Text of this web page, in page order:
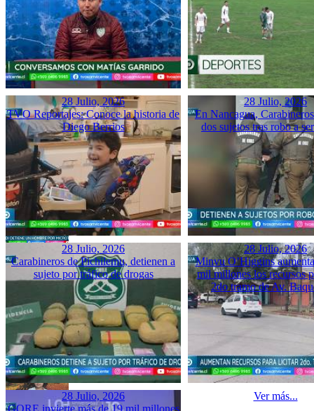
28 Julio, 2026
TVO Reportajes: Conoce la historia de
Diego Berrios
28 Julio, 2026
En Nancagua,
dos sujetos tras robo a
28 Julio, 2026
Carabineros de Pichilemu, detienen a
sujeto por tráfico de drogas
28 Julio, 2026
Minvu O’Higgins
mil millones los recursos
2do tramo de Av.
28 Julio, 2026
GORE invierte más de 19 mil millones
Ver más...